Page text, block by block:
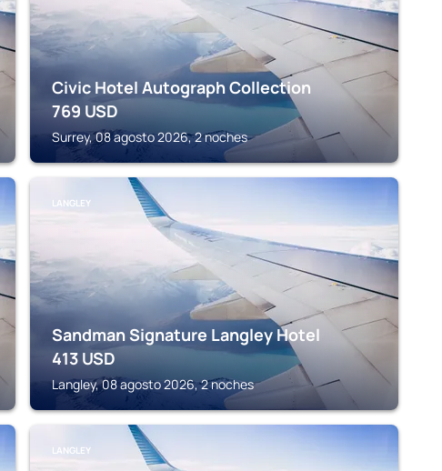
Civic Hotel Autograph Collection
769 USD
Surrey, 08 agosto 2026, 2 noches
LANGLEY
Sandman Signature Langley Hotel
413 USD
Langley, 08 agosto 2026, 2 noches
LANGLEY